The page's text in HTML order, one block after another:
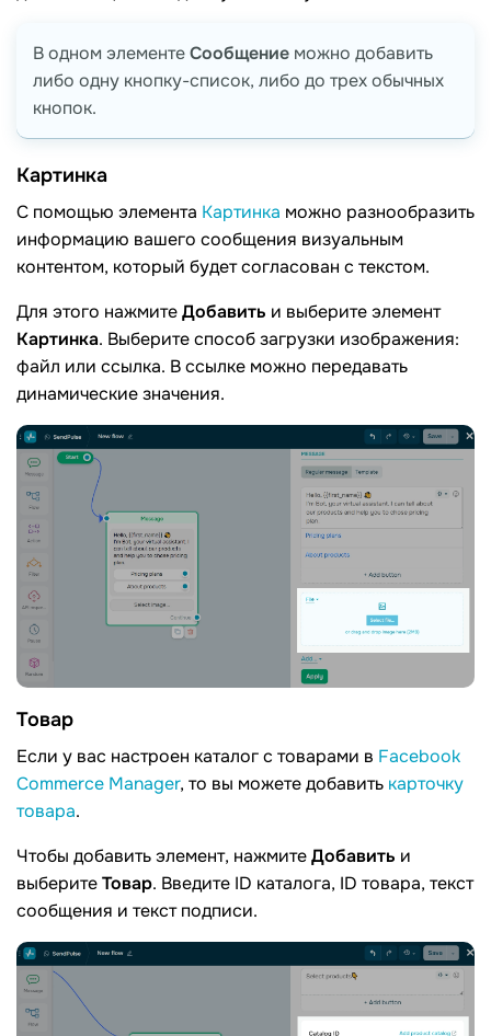
В одном элементеСообщение можно добавить
либо одну кнопку-список, либо до трех обычных
кнопок.
Картинка
С помощью элемента Картинка можно разнообразить
информацию вашего сообщения визуальным
контентом, который будет согласован с текстом.
Для этого нажмитеДобавить и выберите элемент
Картинка. Выберите способ загрузки изображения:
файл или ссылка. В ссылке можно передавать
динамические значения.
Товар
Если у вас настроен каталог с товарами в Facebook
Commerce Manager, то вы можете добавить карточку
товара.
Чтобы добавить элемент, нажмитеДобавить и
выберитеТовар. Введите ID каталога, ID товара, текст
сообщения и текст подписи.